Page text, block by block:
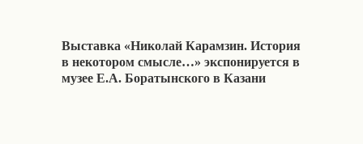
Выставка «Николай Карамзин. История
в некотором смысле…» экспонируется в
музее Е.А. Боратынского в Казани